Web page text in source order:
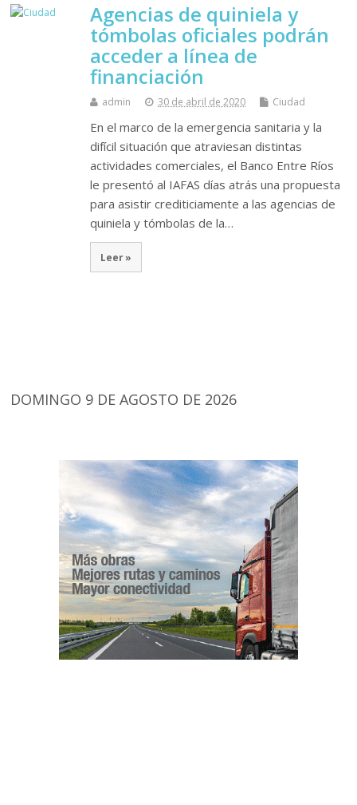
Agencias de quiniela y
tómbolas oficiales podrán
acceder a línea de
financiación
admin 30 de abril de 2020 Ciudad
En el marco de la emergencia sanitaria y la
difícil situación que atraviesan distintas
actividades comerciales, el Banco Entre Ríos
le presentó al IAFAS días atrás una propuesta
para asistir crediticiamente a las agencias de
quiniela y tómbolas de la…
Leer »
DOMINGO 9 DE AGOSTO DE 2026